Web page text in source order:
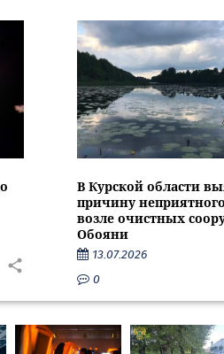
В Курской области
причину
возле очистных
Обояни
13.07.2026
0